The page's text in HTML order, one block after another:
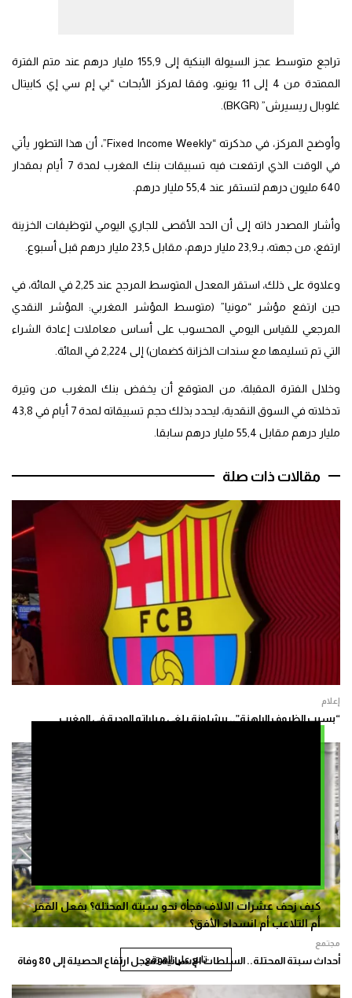
كيف زحف عشرات الالاف فجأة نحو سبتة المحتلة؟ بفعل الفقر
أم التلاعب أم انسداد الأفق؟
تابع على الموقع
تراجع متوسط عجز السيولة البنكية إلى 155,9 مليار درهم عند متم الفترة
الممتدة من 4 إلى 11 يونيو، وفقا لمركز الأبحاث “بي إم سي إي كابيتال
غلوبال ريسيرش” (BKGR).
وأوضح المركز، في مذكرته “Fixed Income Weekly”، أن هذا التطور يأتي
في الوقت الذي ارتفعت فيه تسبيقات بنك المغرب لمدة 7 أيام بمقدار
640 مليون درهم لتستقر عند 55,4 مليار درهم.
وأشار المصدر ذاته إلى أن الحد الأقصى للجاري اليومي لتوظيفات الخزينة
ارتفع، من جهته، بـ23,9 مليار درهم، مقابل 23,5 مليار درهم قبل أسبوع.
وعلاوة على ذلك، استقر المعدل المتوسط المرجح عند 2,25 في المائة، في
حين ارتفع مؤشر “مونيا” (متوسط المؤشر المغربي: المؤشر النقدي
المرجعي للقياس اليومي المحسوب على أساس معاملات إعادة الشراء
التي تم تسليمها مع سندات الخزانة كضمان) إلى 2,224 في المائة.
وخلال الفترة المقبلة، من المتوقع أن يخفض بنك المغرب من وتيرة
تدخلاته في السوق النقدية، ليحدد بذلك حجم تسبيقاته لمدة 7 أيام في 43,8
مليار درهم مقابل 55,4 مليار درهم سابقا.
مقالات ذات صلة
إعلام
“بسبب الظروف الراهنة”.. برشلونة يلغي مباراته الودية في المغرب
مجتمع
أحداث سبتة المحتلة.. السلطات الإسبانية تسجل ارتفاع الحصيلة إلى 80 وفاة